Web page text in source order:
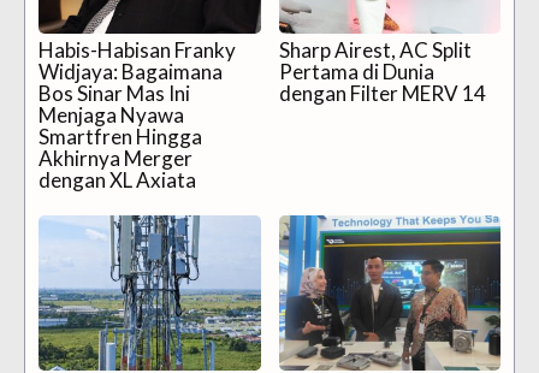
Habis-Habisan Franky
Widjaya: Bagaimana
Bos Sinar Mas Ini
Menjaga Nyawa
Smartfren Hingga
Akhirnya Merger
dengan XL Axiata
Sharp Airest, AC Split
Pertama di Dunia
dengan Filter MERV 14